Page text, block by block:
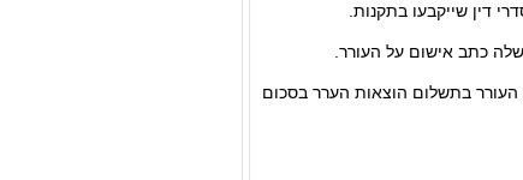
בתשלום הוצאות הערר בסכום